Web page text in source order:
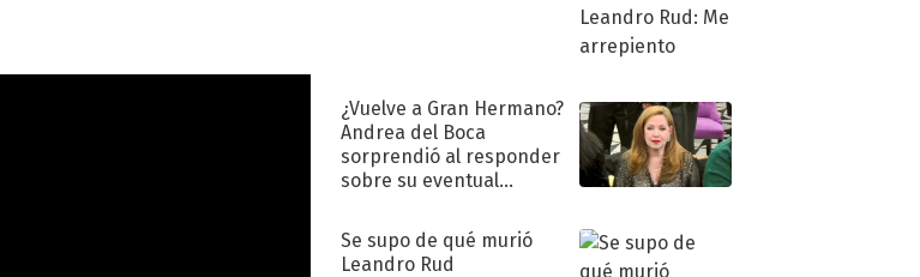
¿Vuelve a Gran Hermano?
Andrea del Boca
sorprendió al responder
sobre su eventual
Se supo de qué murió
Leandro Rud